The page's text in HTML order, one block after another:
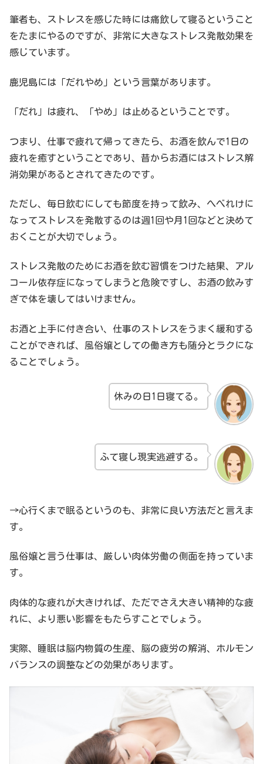
筆者も、ストレスを感じた時には痛飲して寝るということ
をたまにやるのですが、非常に大きなストレス発散効果を
感じています。
鹿児島には「だれやめ」という言葉があります。
「だれ」は疲れ、「やめ」は止めるということです。
つまり、仕事で疲れて帰ってきたら、お酒を飲んで1日の
疲れを癒すということであり、昔からお酒にはストレス解
消効果があるとされてきたのです。
ただし、毎日飲むにしても節度を持って飲み、へべれけに
なってストレスを発散するのは週1回や月1回などと決めて
おくことが大切でしょう。
ストレス発散のためにお酒を飲む習慣をつけた結果、アル
コール依存症になってしまうと危険ですし、お酒の飲みす
ぎで体を壊してはいけません。
お酒と上手に付き合い、仕事のストレスをうまく緩和する
ことができれば、風俗嬢としての働き方も随分とラクにな
ることでしょう。
休みの日1日寝てる。
ふて寝し現実逃避する。
→心行くまで眠るというのも、非常に良い方法だと言えま
す。
風俗嬢と言う仕事は、厳しい肉体労働の側面を持っていま
す。
肉体的な疲れが大きければ、ただでさえ大きい精神的な疲
れに、より悪い影響をもたらすことでしょう。
実際、睡眠は脳内物質の生産、脳の疲労の解消、ホルモン
バランスの調整などの効果があります。